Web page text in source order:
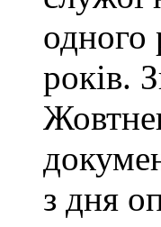
одного
років.
з дня